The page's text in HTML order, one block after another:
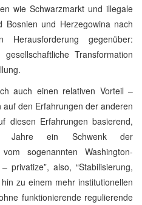
wie Schwarzmarkt und illegale
Bosnien und Herzegowina nach
gegenüber:
Transformation
auch einen relativen Vorteil –
den Erfahrungen der anderen
diesen Erfahrungen basierend,
Jahre ein Schwenk der
sogenannten Washington-
privatize”, also, “Stabilisierung,
zu einem mehr institutionellen
funktionierende regulierende